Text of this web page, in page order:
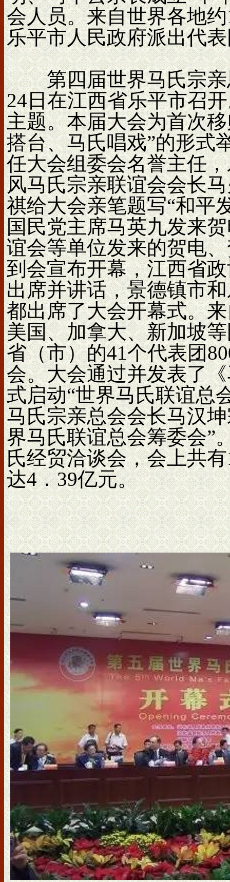
会人员。来自世界各地
乐平市人民政府派出代
第四届世界马氏宗亲
24日在江西省乐平市召
主题。本届大会为首次
搭台、马氏唱戏”的形式
任大会组委会名誉主任
风马氏宗亲联谊会会长
祺给大会亲笔题写“和平
国民党主席马英九发来
谊会等单位发来的贺电
到会宣布开幕，江西省
出席并讲话，景德镇市
都出席了大会开幕式。
美国、加拿大、新加坡
省（市）的41个代表团
会。大会通过并发表了
式启动“世界马氏联谊总
马氏宗亲总会会长马汉
界马氏联谊总会筹委会”
氏经贸洽谈会，会上共
达4．39亿元。